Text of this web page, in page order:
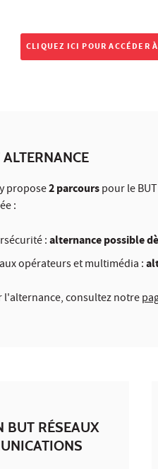
CLIQUEZ ICI POUR ACCÉDER
propose2 parcourspour le
:
:alternance possible
opérateurs et multimédia :
l'alternance, consultez notre
BUT RÉSEAUX